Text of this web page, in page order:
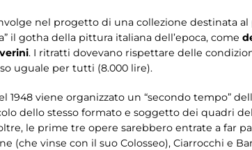
nel progetto di una collezione destinata
il gotha della pittura italiana dell’epoca, come
. I ritratti dovevano rispettare delle
uguale per tutti (8.000 lire).
1948 viene organizzato un “secondo tempo”
dello stesso formato e soggetto dei quadri
le prime tre opere sarebbero entrate a far
(che vinse con il suo Colosseo), Ciarrocchi e